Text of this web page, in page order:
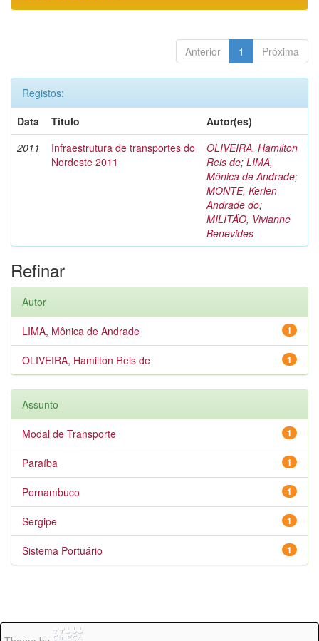
Anterior 1 Próxima
Registos:
Data
Título
Autor(es)
2011
Infraestrutura de transportes do
Nordeste 2011
OLIVEIRA, Hamilton
Reis de; LIMA,
Mônica de Andrade;
MONTE, Kerlen
Andrade do;
MILITÃO, Vivianne
Benevides
Refinar
Autor
1
LIMA, Mônica de Andrade
1
OLIVEIRA, Hamilton Reis de
Assunto
1
Modal de Transporte
1
Paraíba
1
Pernambuco
1
Sergipe
1
Sistema Portuário